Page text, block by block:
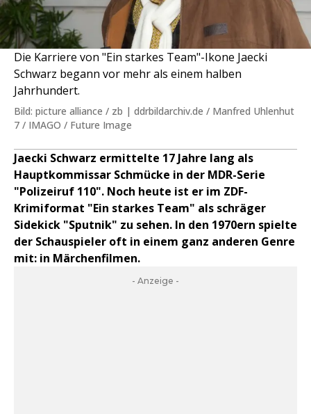
Die Karriere von "Ein starkes Team"-Ikone Jaecki
Schwarz begann vor mehr als einem halben
Jahrhundert.
Bild: picture alliance / zb | ddrbildarchiv.de / Manfred Uhlenhut
7 / IMAGO / Future Image
Jaecki Schwarz ermittelte 17 Jahre lang als
Hauptkommissar Schmücke in der MDR-Serie
"Polizeiruf 110". Noch heute ist er im ZDF-
Krimiformat "Ein starkes Team" als schräger
Sidekick "Sputnik" zu sehen. In den 1970ern spielte
der Schauspieler oft in einem ganz anderen Genre
mit: in Märchenfilmen.
- Anzeige -